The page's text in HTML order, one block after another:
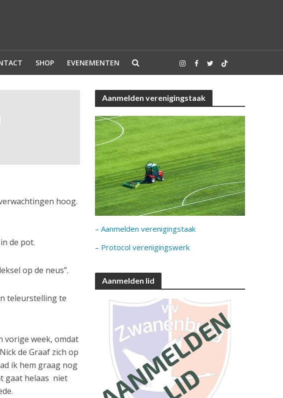
SHOP EVENEMENTEN
hoog.
de pot.
op de neus”.
teleurstelling te
vorige week, omdat
de Graaf zich op
ik hem graag nog
gaat helaas niet
Aanmelden verenigingstaak
– Aanmelden verenigingstaak
– Protocol verenigingswerk
Aanmelden lid